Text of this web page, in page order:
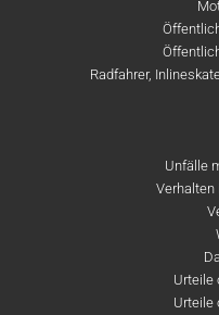
Radfahrer,
Unfälle
Verhalten
Urteile
Urteile